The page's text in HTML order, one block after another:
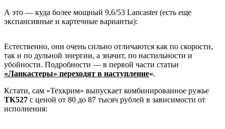
А это — куда более мощный 9,6/53 Lancaster (есть еще
экспансивные и картечные варианты):
Естественно, они очень сильно отличаются как по скорости,
так и по дульной энергии, а значит, по настильности и
убойности. Подробности — в первой части статьи
«Ланкастеры» переходят в наступление«.
Кстати, сам «Техкрим» выпускает комбинированное ружье
ТК527 с ценой от 80 до 87 тысяч рублей в зависимости от
исполнения: